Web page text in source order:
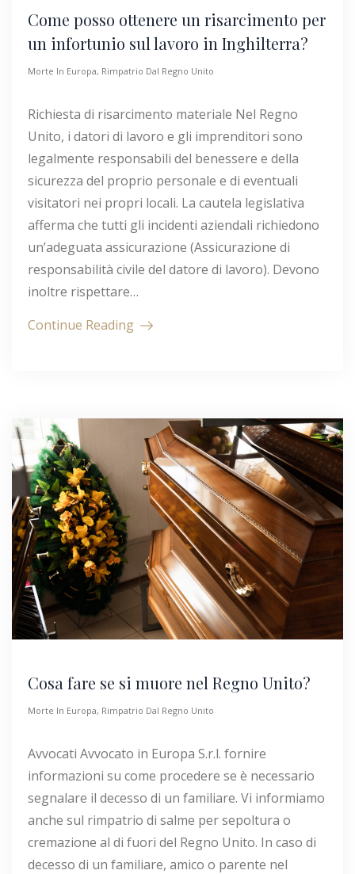
Come posso ottenere un risarcimento per
un infortunio sul lavoro in Inghilterra?
Morte In Europa, Rimpatrio Dal Regno Unito
Richiesta di risarcimento materiale Nel Regno
Unito, i datori di lavoro e gli imprenditori sono
legalmente responsabili del benessere e della
sicurezza del proprio personale e di eventuali
visitatori nei propri locali. La cautela legislativa
afferma che tutti gli incidenti aziendali richiedono
un’adeguata assicurazione (Assicurazione di
responsabilità civile del datore di lavoro). Devono
inoltre rispettare…
Continue Reading
Cosa fare se si muore nel Regno Unito?
Morte In Europa, Rimpatrio Dal Regno Unito
Avvocati Avvocato in Europa S.r.l. fornire
informazioni su come procedere se è necessario
segnalare il decesso di un familiare. Vi informiamo
anche sul rimpatrio di salme per sepoltura o
cremazione al di fuori del Regno Unito. In caso di
decesso di un familiare, amico o parente nel